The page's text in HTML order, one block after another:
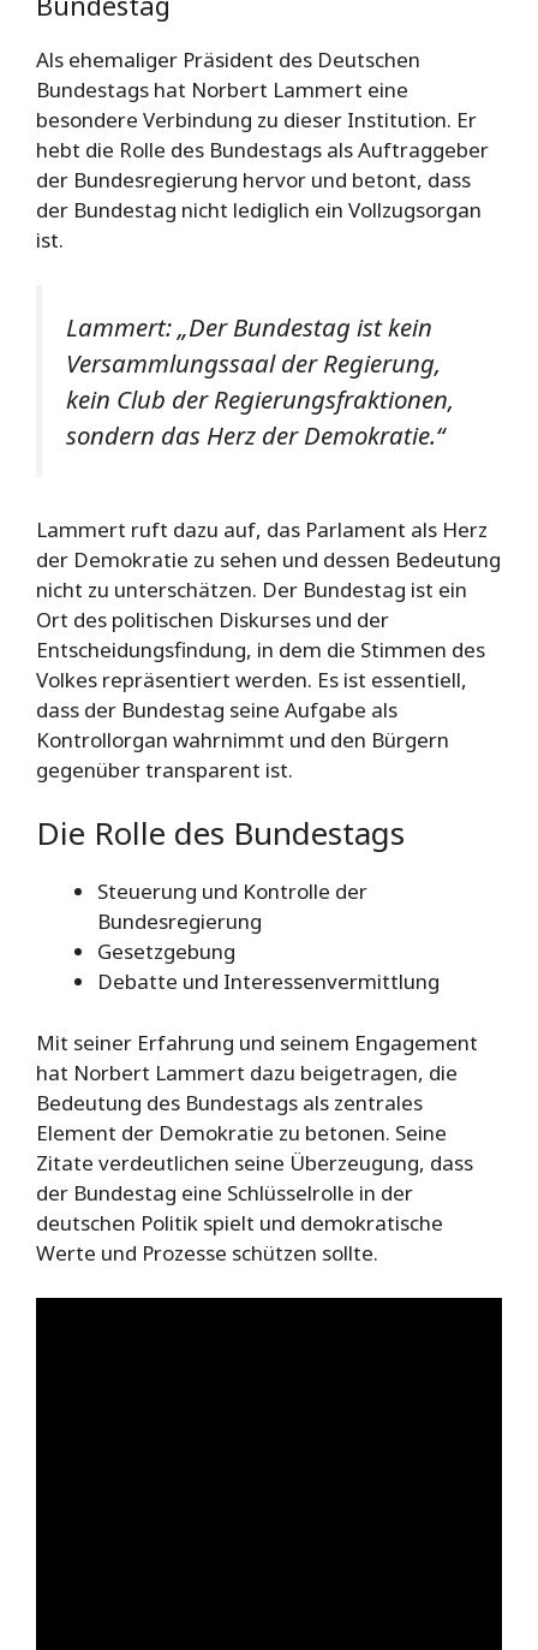
Als ehemaliger Präsident des Deutschen
Bundestags hat Norbert Lammert eine
besondere Verbindung zu dieser Institution. Er
hebt die Rolle des Bundestags als Auftraggeber
der Bundesregierung hervor und betont, dass
der Bundestag nicht lediglich ein Vollzugsorgan
ist.
Lammert: „Der Bundestag ist kein
Versammlungssaal der Regierung,
kein Club der Regierungsfraktionen,
sondern das Herz der Demokratie.“
Lammert ruft dazu auf, das Parlament als Herz
der Demokratie zu sehen und dessen Bedeutung
nicht zu unterschätzen. Der Bundestag ist ein
Ort des politischen Diskurses und der
Entscheidungsfindung, in dem die Stimmen des
Volkes repräsentiert werden. Es ist essentiell,
dass der Bundestag seine Aufgabe als
Kontrollorgan wahrnimmt und den Bürgern
gegenüber transparent ist.
Die Rolle des Bundestags
Steuerung und Kontrolle der
Bundesregierung
Gesetzgebung
Debatte und Interessenvermittlung
Mit seiner Erfahrung und seinem Engagement
hat Norbert Lammert dazu beigetragen, die
Bedeutung des Bundestags als zentrales
Element der Demokratie zu betonen. Seine
Zitate verdeutlichen seine Überzeugung, dass
der Bundestag eine Schlüsselrolle in der
deutschen Politik spielt und demokratische
Werte und Prozesse schützen sollte.